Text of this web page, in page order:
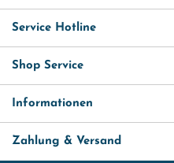
Service Hotline
Shop Service
Informationen
Zahlung & Versand